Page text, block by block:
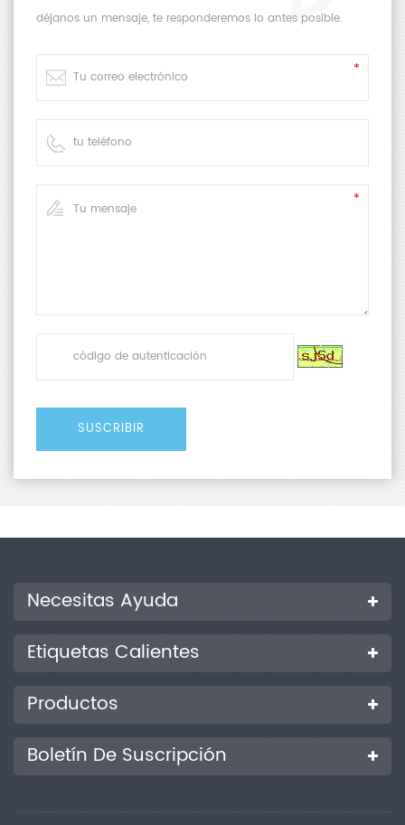
déjanos un mensaje, te responderemos lo antes posible.
Necesitas Ayuda
Etiquetas Calientes
Productos
Boletín De Suscripción